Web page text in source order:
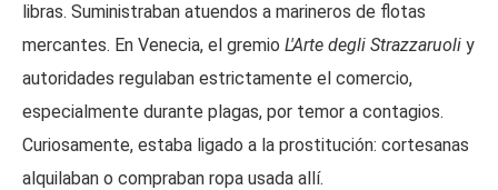
libras. Suministraban atuendos a marineros de flotas
mercantes. En Venecia, el gremio L'Arte degli Strazzaruoli y
autoridades regulaban estrictamente el comercio,
especialmente durante plagas, por temor a contagios.
Curiosamente, estaba ligado a la prostitución: cortesanas
alquilaban o compraban ropa usada allí.